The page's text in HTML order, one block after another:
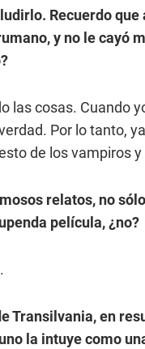
Recuerdo
y no le cayó
las cosas. Cuando
Por lo tanto,
de los vampiros
relatos, no
película, ¿no?
Transilvania, en
la intuye como